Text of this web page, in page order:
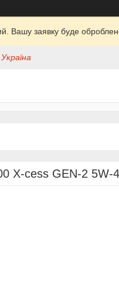
Вашу заявку буде
X-cess GEN-2 5W-